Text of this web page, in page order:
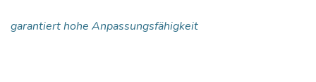
garantiert hohe Anpassungsfähigkeit